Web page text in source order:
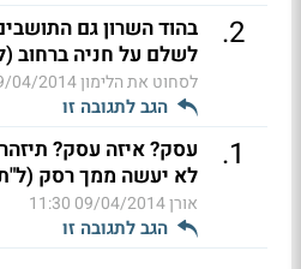
2
.
בהוד השרון גם
לשלם על חניה ברחוב
לסחוט את הלימון2014 11:36
הגב לתגובה זו
1
.
עסק? איזה עסק?
לא יעשה ממך רסק
אורן09/04/2014 11:30
הגב לתגובה זו